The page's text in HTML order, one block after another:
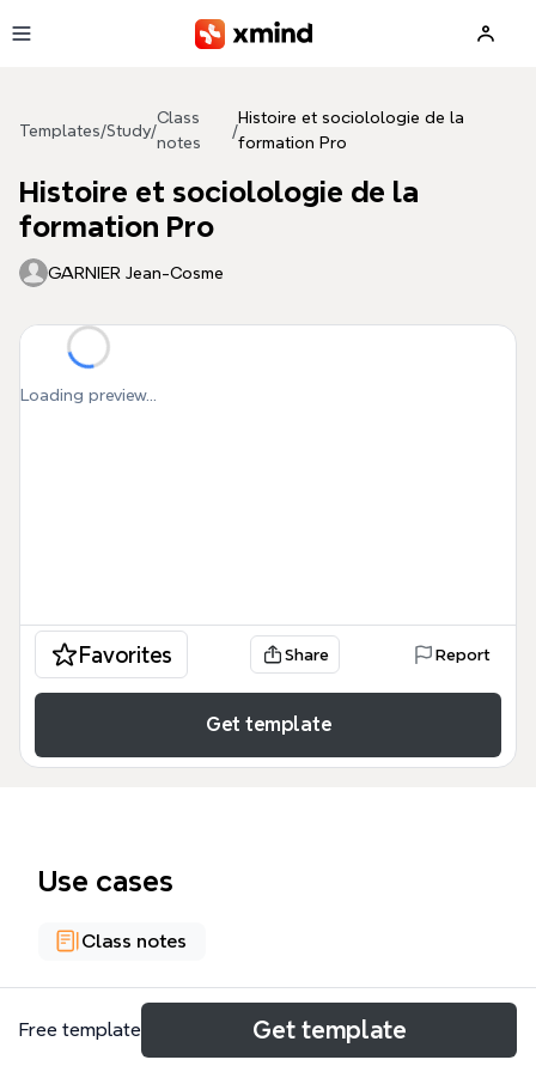
Templates/Study/
Class
notes
/
Histoire et sociolologie de la
formation Pro
Histoire et sociolologie de la
formation Pro
GARNIER Jean-Cosme
Loading preview...
Favorites Share Report
Get template
Use cases
Class notes
About
Free template Get template